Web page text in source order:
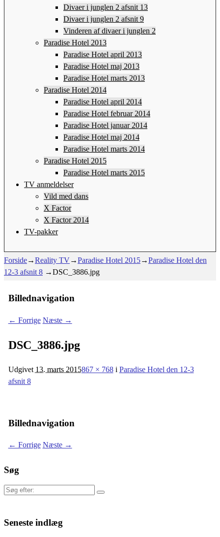
Divaer i junglen 2 afsnit 13
Divaer i junglen 2 afsnit 9
Vinderen af divaer i junglen 2
Paradise Hotel 2013
Paradise Hotel april 2013
Paradise Hotel maj 2013
Paradise Hotel marts 2013
Paradise Hotel 2014
Paradise Hotel april 2014
Paradise Hotel februar 2014
Paradise Hotel januar 2014
Paradise Hotel maj 2014
Paradise Hotel marts 2014
Paradise Hotel 2015
Paradise Hotel marts 2015
TV anmeldelser
Vild med dans
X Factor
X Factor 2014
TV-pakker
Forside→Reality TV→Paradise Hotel 2015→Paradise Hotel den
12-3 afsnit 8 →DSC_3886.jpg
Billednavigation
← Forrige Næste →
DSC_3886.jpg
Udgivet 13. marts 2015867 × 768i Paradise Hotel den 12-3
afsnit 8
Billednavigation
← Forrige Næste →
Søg
Søg
Seneste indlæg